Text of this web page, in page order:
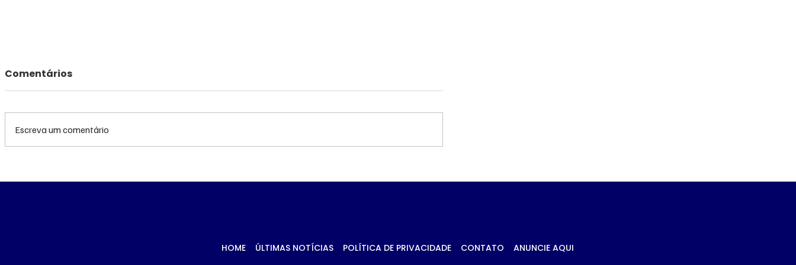
de Edson Giroto na
R$ 10,2 milhões para
transporte de Campo
Comentários
Escreva um comentário
HOME ÚLTIMAS NOTÍCIAS POLÍTICA DE PRIVACIDADE CONTATO ANUNCIE AQUI